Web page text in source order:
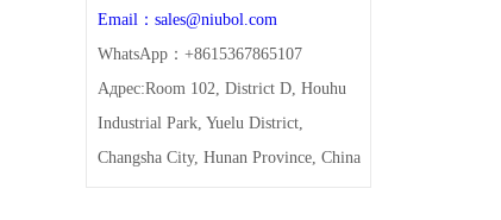
Email：sales@niubol.com
WhatsApp：+8615367865107
Адрес:Room 102, District D, Houhu
Industrial Park, Yuelu District,
Changsha City, Hunan Province, China